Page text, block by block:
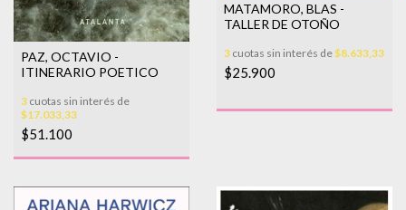
PAZ, OCTAVIO -
ITINERARIO POETICO
3 cuotas sin interés de
$17.033,33
$51.100
MATAMORO, BLAS -
TALLER DE OTOÑO
3 cuotas sin interés de$8.633,33
$25.900